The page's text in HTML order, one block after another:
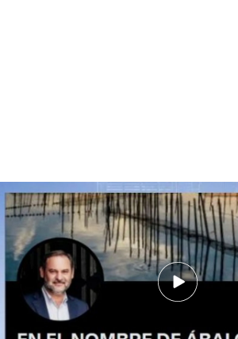
José Luis Ábalos rompe su silencio en redes
Víctor Ábalos, sobre la condena
rebaja del señor Aldama abre
jefe de la trama queda impune”